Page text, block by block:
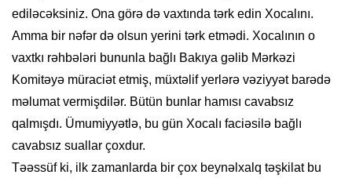
ediləcəksiniz. Ona görə də vaxtında tərk edin Xocalını.
Amma bir nəfər də olsun yerini tərk etmədi. Xocalının o
vaxtkı rəhbələri bununla bağlı Bakıya gəlib Mərkəzi
Komitəyə müraciət etmiş, müxtəlif yerlərə vəziyyət barədə
məlumat vermişdilər. Bütün bunlar hamısı cavabsız
qalmışdı. Ümumiyyətlə, bu gün Xocalı faciəsilə bağlı
cavabsız suallar çoxdur.
Təəssüf ki, ilk zamanlarda bir çox beynəlxalq təşkilat bu